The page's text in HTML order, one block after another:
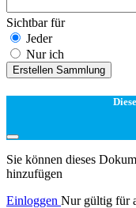
Sichtbar für
Jeder
Nur ich
Erstellen Sammlung
Sie können dieses
hinzufügen
Einloggen Nur gültig für